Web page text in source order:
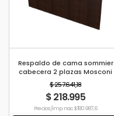
Respaldo de cama sommier
cabecera 2 plazas Mosconi
WENGUE
$ 257.641,18
$ 218.995
Precio s/imp. nac. $ 180.987,6